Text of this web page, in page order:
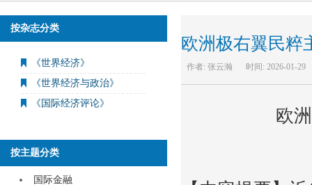
按杂志分类
《世界经济》
《世界经济与政治》
《国际经济评论》
按主题分类
国际金融
欧洲极右翼民粹
作者: 张云瀚 时间: 2026-01-29
欧